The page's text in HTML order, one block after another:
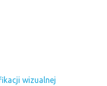
wizualnej